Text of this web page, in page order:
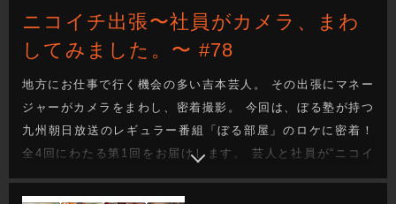
ニコイチ出張〜社員がカメラ、まわ
してみました。〜 #78
地方にお仕事で行く機会の多い吉本芸人。 その出張にマネー
ジャーがカメラをまわし、密着撮影。 今回は、ぼる塾が持つ
九州朝日放送のレギュラー番組「ぼる部屋」のロケに密着！
全4回にわたる第1回をお届けします。 芸人と社員が“ニコイ
チ”となって成り立っているのが吉本興業のお仕事。 その距離
感で織りなされる会話や、芸人のオフの顔、吉本興業社員の